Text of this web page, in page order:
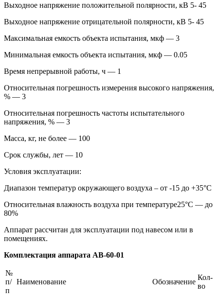
Выходное напряжение положительной полярности, кВ 5- 45
Выходное напряжение отрицательной полярности, кВ 5- 45
Максимальная емкость объекта испытания, мкф — 3
Минимальная емкость объекта испытания, мкф — 0.05
Время непрерывной работы, ч — 1
Относительная погрешность измерения высокого напряжения,
% — 3
Относительная погрешность частоты испытательного
напряжения, % — 3
Масса, кг, не более — 100
Срок службы, лет — 10
Условия эксплуатации:
Диапазон температур окружающего воздуха – от -15 до +35°С
Относительная влажность воздуха при температуре25°С — до
80%
Аппарат рассчитан для эксплуатации под навесом или в
помещениях.
Комплектация аппарата АВ-60-01
№
п/
п
Наименование Обозначение
Кол-
во